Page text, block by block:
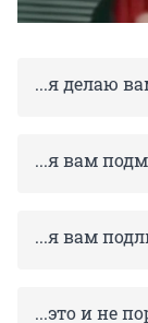
...я делаю
...я вам
...я вам
...это и не